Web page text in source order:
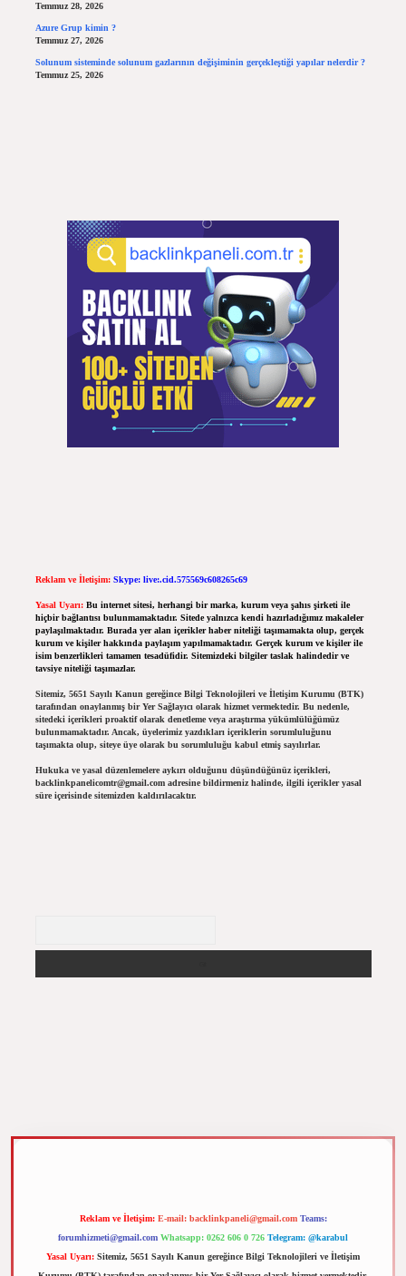
Temmuz 28, 2026
Azure Grup kimin ?
Temmuz 27, 2026
Solunum sisteminde solunum gazlarının değişiminin gerçekleştiği yapılar nelerdir ?
Temmuz 25, 2026
Reklam ve İletişim: Skype: live:.cid.575569c608265c69
Yasal Uyarı: Bu internet sitesi, herhangi bir marka, kurum veya şahıs şirketi ile
hiçbir bağlantısı bulunmamaktadır. Sitede yalnızca kendi hazırladığımız makaleler
paylaşılmaktadır. Burada yer alan içerikler haber niteliği taşımamakta olup, gerçek
kurum ve kişiler hakkında paylaşım yapılmamaktadır. Gerçek kurum ve kişiler ile
isim benzerlikleri tamamen tesadüfidir. Sitemizdeki bilgiler taslak halindedir ve
tavsiye niteliği taşımazlar.
Sitemiz, 5651 Sayılı Kanun gereğince Bilgi Teknolojileri ve İletişim Kurumu (BTK)
tarafından onaylanmış bir Yer Sağlayıcı olarak hizmet vermektedir. Bu nedenle,
sitedeki içerikleri proaktif olarak denetleme veya araştırma yükümlülüğümüz
bulunmamaktadır. Ancak, üyelerimiz yazdıkları içeriklerin sorumluluğunu
taşımakta olup, siteye üye olarak bu sorumluluğu kabul etmiş sayılırlar.
Hukuka ve yasal düzenlemelere aykırı olduğunu düşündüğünüz içerikleri,
backlinkpanelicomtr@gmail.comadresine bildirmeniz halinde, ilgili içerikler yasal
süre içerisinde sitemizden kaldırılacaktır.
Reklam ve İletişim: E-mail: backlinkpaneli@gmail.com Teams:
forumhizmeti@gmail.com Whatsapp: 0262 606 0 726 Telegram: @karabul
Yasal Uyarı: Sitemiz, 5651 Sayılı Kanun gereğince Bilgi Teknolojileri ve İletişim